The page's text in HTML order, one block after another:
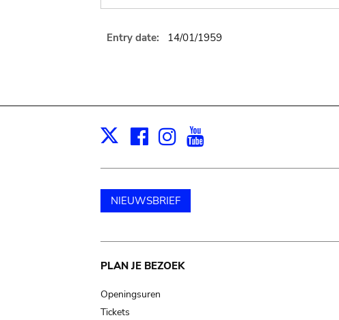
Entry date: 14/01/1959
X Facebook
Instagram
NIEUWSBRIEF
Main
navigation
PLAN JE BEZOEK
Openingsuren
Tickets